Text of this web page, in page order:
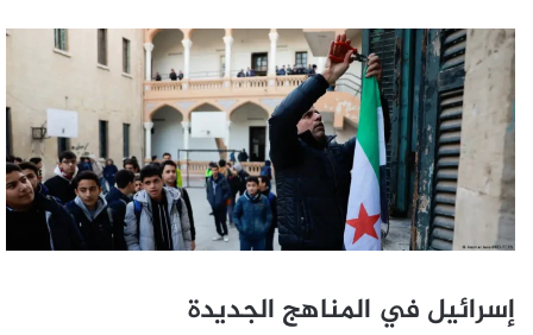
إسرائيل في المناهج الجديدة